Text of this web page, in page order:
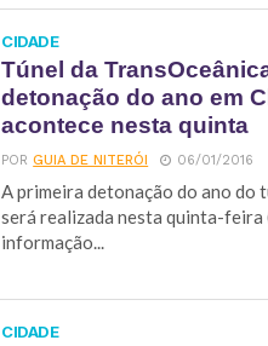
CIDADE
Túnel da
detonação do ano em
acontece nesta quinta
PORGUIA DE NITERÓI 06/01/2016
A primeira detonação do ano do
será realizada nesta quinta-
informação...
CIDADE